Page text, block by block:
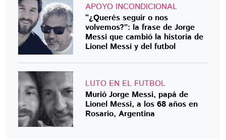
APOYO INCONDICIONAL
“¿Querés seguir o nos
volvemos?”: la frase de Jorge
Messi que cambió la historia de
Lionel Messi y del futbol
LUTO EN EL FUTBOL
Murió Jorge Messi, papá de
Lionel Messi, a los 68 años en
Rosario, Argentina